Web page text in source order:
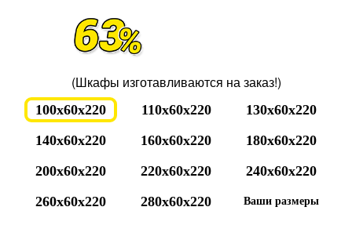
(Шкафы изготавливаются на заказ!)
100x60x220 110x60x220
130x60x220
140x60x220
160x60x220
180x60x220
200x60x220
220x60x220
240x60x220
260x60x220
280x60x220 Ваши размеры